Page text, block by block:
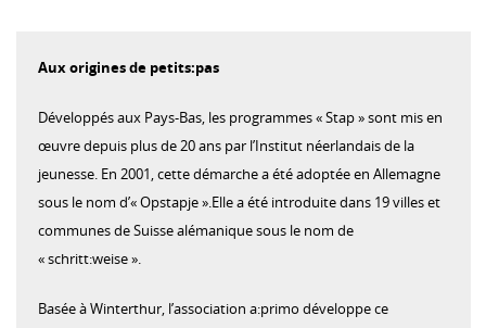
Aux origines de petits:pas
Développés aux Pays-Bas, les programmes « Stap » sont mis en
œuvre depuis plus de 20 ans par l’Institut néerlandais de la
jeunesse. En 2001, cette démarche a été adoptée en Allemagne
sous le nom d’« Opstapje ».Elle a été introduite dans 19 villes et
communes de Suisse alémanique sous le nom de
« schritt:weise ».
Basée à Winterthur, l’association a:primo développe ce